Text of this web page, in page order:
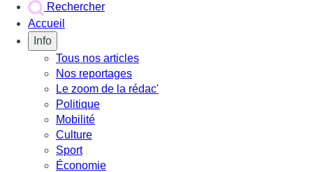
Rechercher
Accueil
Info
Tous nos articles
Nos reportages
Le zoom de la rédac'
Politique
Mobilité
Culture
Sport
Économie